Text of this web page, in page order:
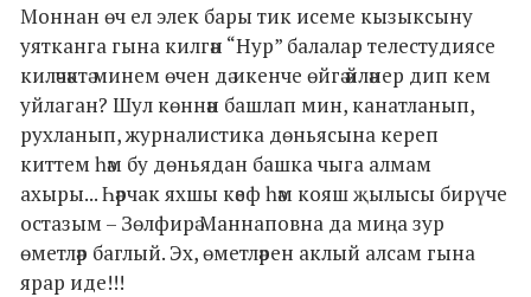
Моннан өч ел элек бары тик исеме кызыксыну
уятканга гына килгән “Нур” балалар телестудиясе
киләчәктә минем өчен дә икенче өйгә әйләнер дип кем
уйлаган? Шул көннән башлап мин, канатланып,
рухланып, журналистика дөньясына кереп
киттем һәм бу дөньядан башка чыга алмам
ахыры... Һәрчак яхшы кәеф һәм кояш җылысы бирүче
остазым – Зөлфирә Маннаповна да миңа зур
өметләр баглый. Эх, өметләрен аклый алсам гына
ярар иде!!!